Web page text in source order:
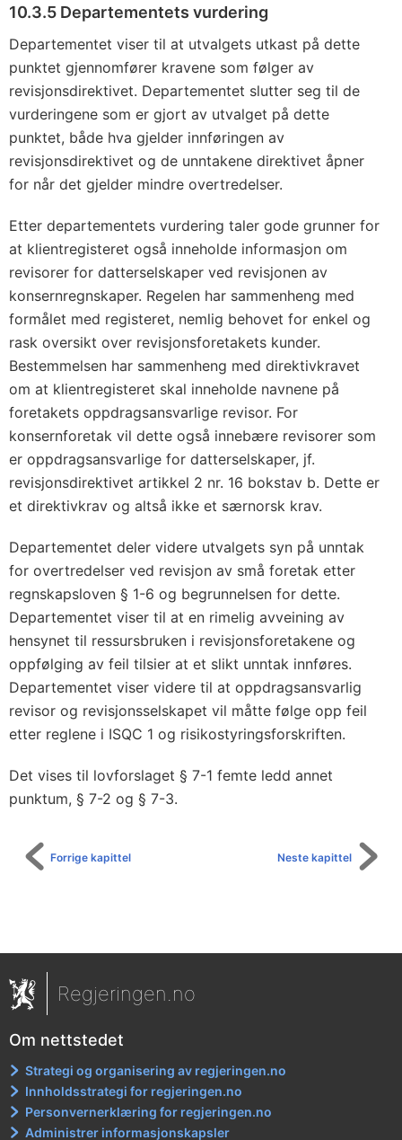
10.3.5 Departementets vurdering
Departementet viser til at utvalgets utkast på dette
punktet gjennomfører kravene som følger av
revisjonsdirektivet. Departementet slutter seg til de
vurderingene som er gjort av utvalget på dette
punktet, både hva gjelder innføringen av
revisjonsdirektivet og de unntakene direktivet åpner
for når det gjelder mindre overtredelser.
Etter departementets vurdering taler gode grunner for
at klientregisteret også inneholde informasjon om
revisorer for datterselskaper ved revisjonen av
konsernregnskaper. Regelen har sammenheng med
formålet med registeret, nemlig behovet for enkel og
rask oversikt over revisjonsforetakets kunder.
Bestemmelsen har sammenheng med direktivkravet
om at klientregisteret skal inneholde navnene på
foretakets oppdragsansvarlige revisor. For
konsernforetak vil dette også innebære revisorer som
er oppdragsansvarlige for datterselskaper, jf.
revisjonsdirektivet artikkel 2 nr. 16 bokstav b. Dette er
et direktivkrav og altså ikke et særnorsk krav.
Departementet deler videre utvalgets syn på unntak
for overtredelser ved revisjon av små foretak etter
regnskapsloven § 1-6 og begrunnelsen for dette.
Departementet viser til at en rimelig avveining av
hensynet til ressursbruken i revisjonsforetakene og
oppfølging av feil tilsier at et slikt unntak innføres.
Departementet viser videre til at oppdragsansvarlig
revisor og revisjonsselskapet vil måtte følge opp feil
etter reglene i ISQC 1 og risikostyringsforskriften.
Det vises til lovforslaget § 7-1 femte ledd annet
punktum, § 7-2 og § 7-3.
Neste kapittel
Forrige kapittel
Regjeringen.no
Om nettstedet
Strategi og organisering av regjeringen.no
Innholdsstrategi for regjeringen.no
Personvernerklæring for regjeringen.no
Administrer informasjonskapsler